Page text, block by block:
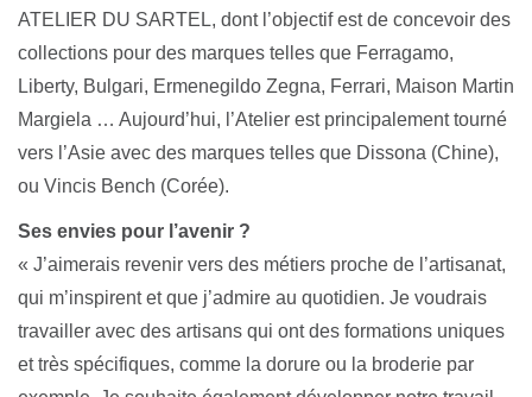
ATELIER DU SARTEL, dont l’objectif est de concevoir des
collections pour des marques telles que Ferragamo,
Liberty, Bulgari, Ermenegildo Zegna, Ferrari, Maison Martin
Margiela … Aujourd’hui, l’Atelier est principalement tourné
vers l’Asie avec des marques telles que Dissona (Chine),
ou Vincis Bench (Corée).
Ses envies pour l’avenir ?
« J’aimerais revenir vers des métiers proche de l’artisanat,
qui m’inspirent et que j’admire au quotidien. Je voudrais
travailler avec des artisans qui ont des formations uniques
et très spécifiques, comme la dorure ou la broderie par